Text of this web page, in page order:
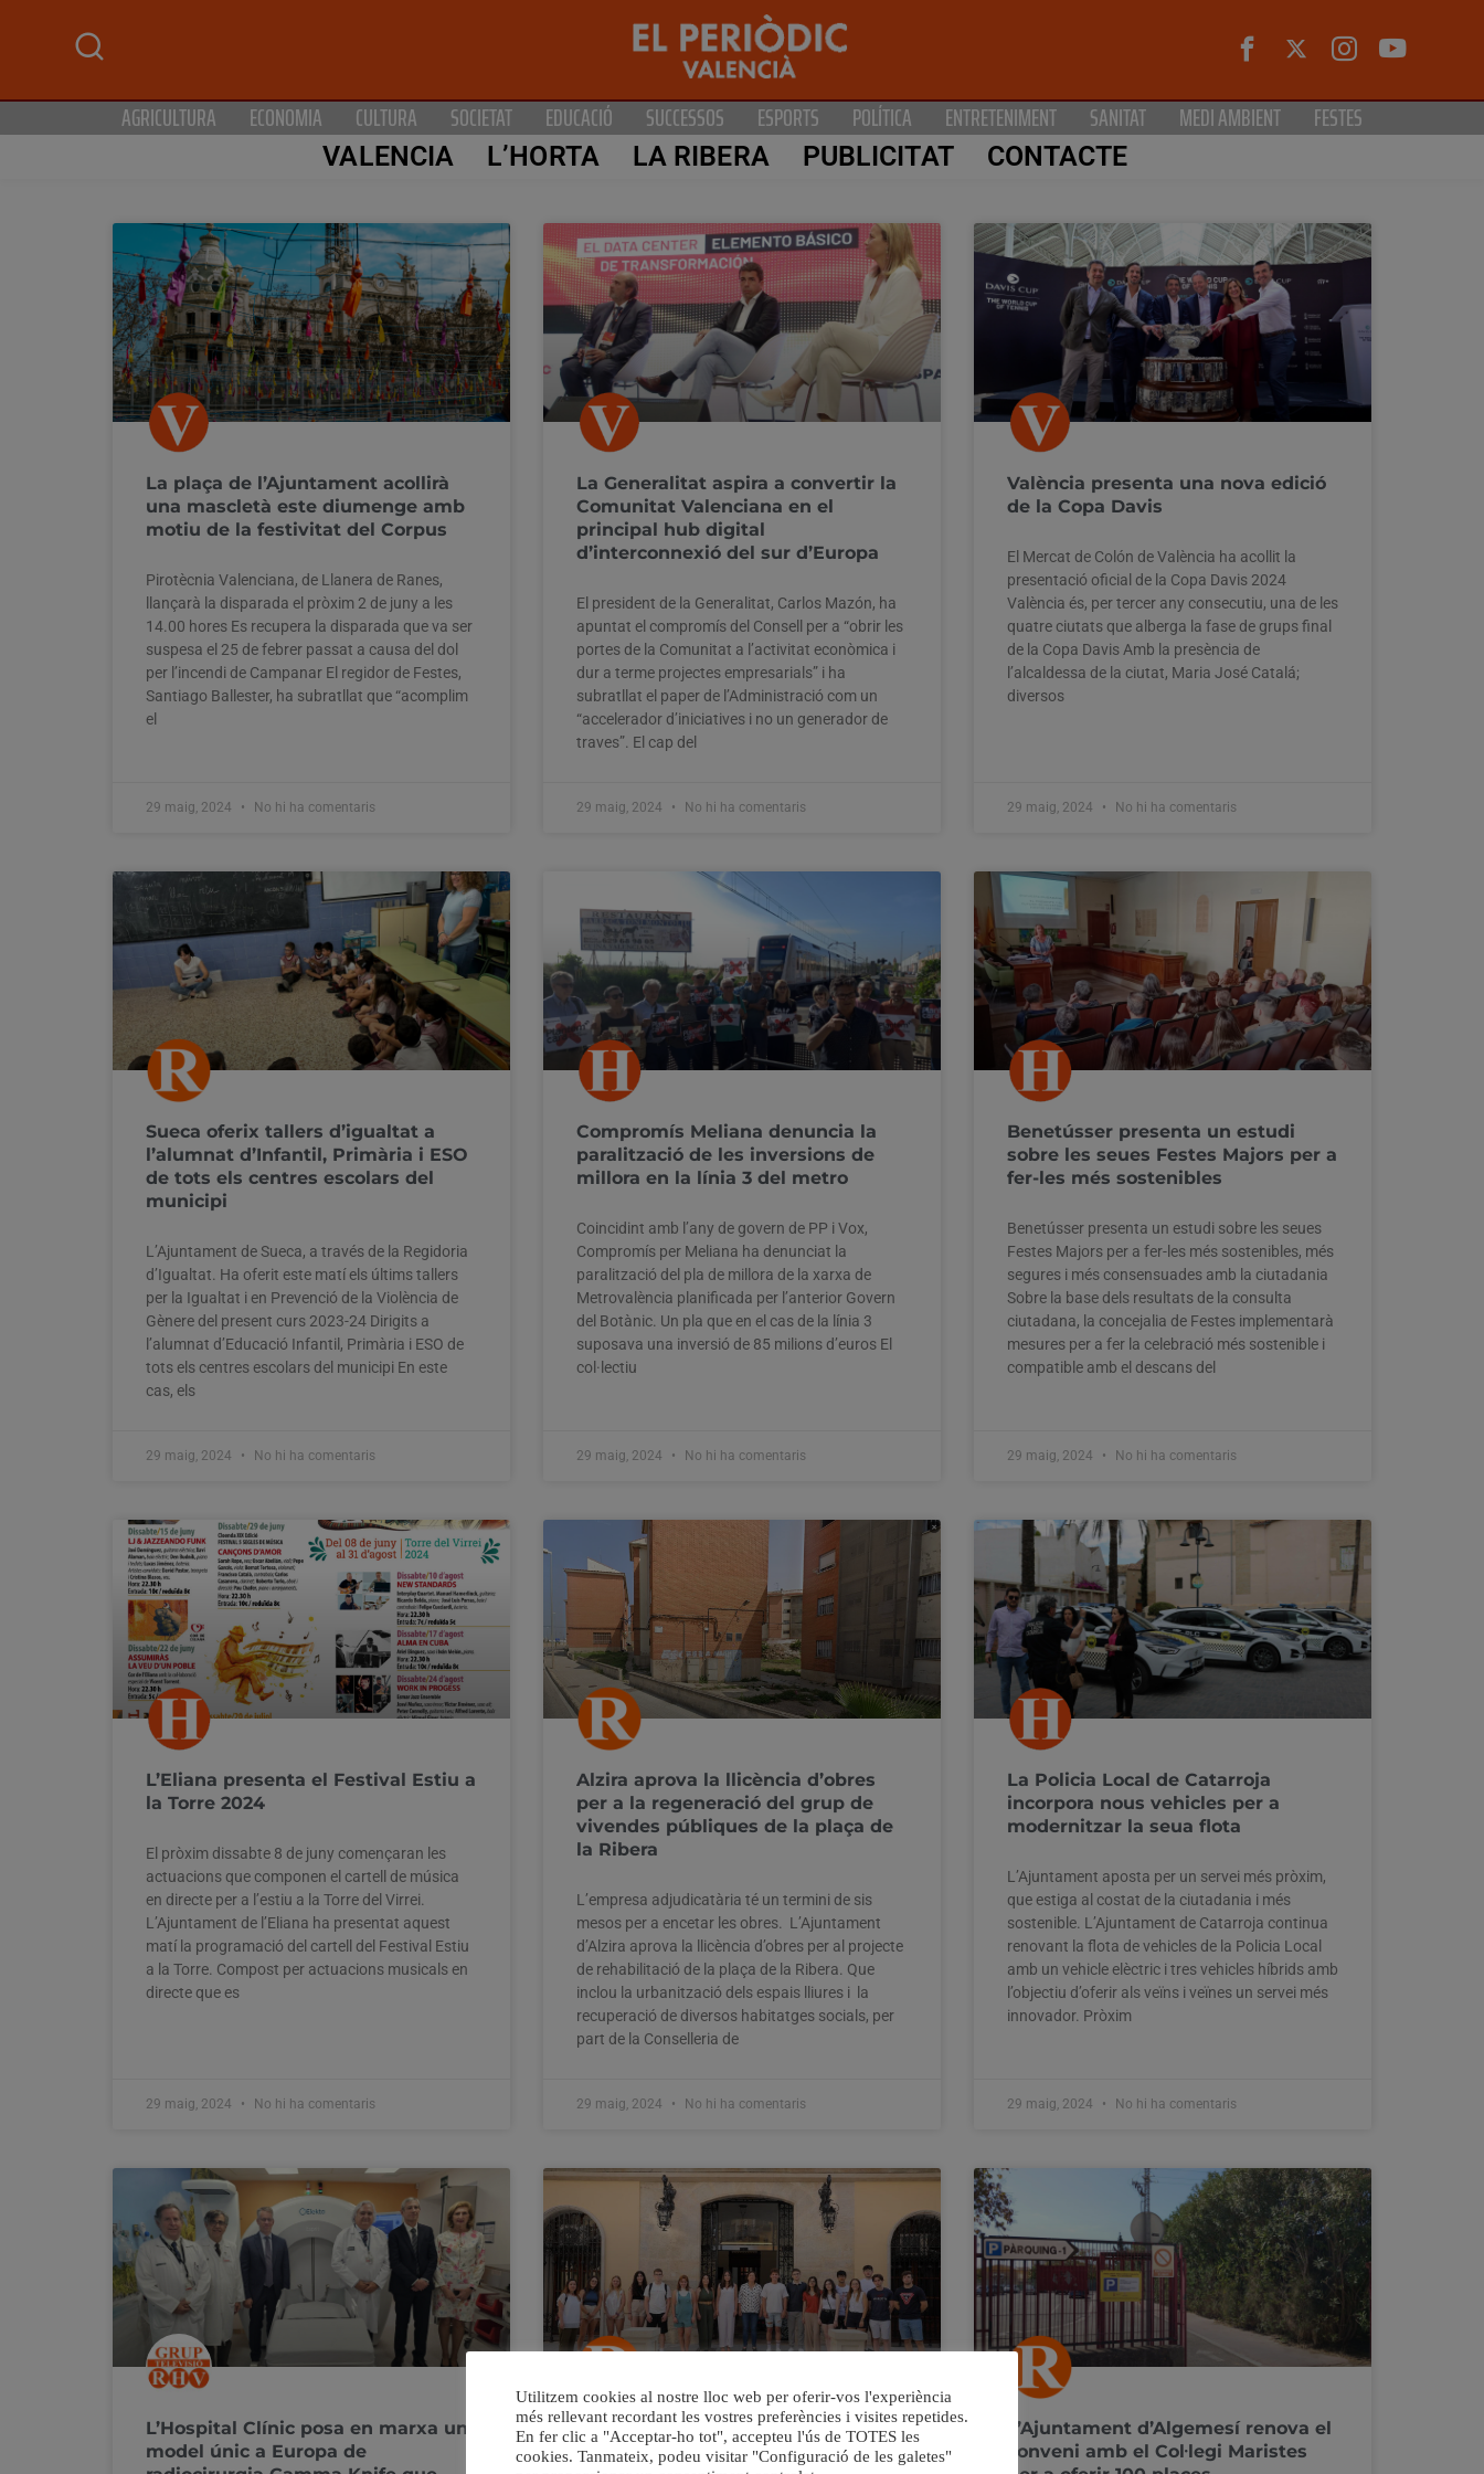
AGRICULTURA ECONOMIA CULTURA SOCIETAT EDUCACIÓ SUCCESSOS ESPORTS POLÍTICA ENTRETENIMENT SANITAT MEDI AMBIENT FESTES
VALENCIA L’HORTA LA RIBERA PUBLICITAT CONTACTE
La plaça de l’Ajuntament acollirà
una mascletà este diumenge amb
motiu de la festivitat del Corpus
Pirotècnia Valenciana, de Llanera de Ranes,
llançarà la disparada el pròxim 2 de juny a les
14.00 hores Es recupera la disparada que va ser
suspesa el 25 de febrer passat a causa del dol
per l’incendi de Campanar El regidor de Festes,
Santiago Ballester, ha subratllat que “acomplim
el
29 maig, 2024 No hi ha comentaris
La Generalitat aspira a convertir la
Comunitat Valenciana en el
principal hub digital
d’interconnexió del sur d’Europa
El president de la Generalitat, Carlos Mazón, ha
apuntat el compromís del Consell per a “obrir les
portes de la Comunitat a l’activitat econòmica i
dur a terme projectes empresarials” i ha
subratllat el paper de l’Administració com un
“accelerador d’iniciatives i no un generador de
traves”. El cap del
29 maig, 2024 No hi ha comentaris
València presenta una nova edició
de la Copa Davis
El Mercat de Colón de València ha acollit la
presentació oficial de la Copa Davis 2024
València és, per tercer any consecutiu, una de les
quatre ciutats que alberga la fase de grups final
de la Copa Davis Amb la presència de
l’alcaldessa de la ciutat, Maria José Catalá;
diversos
29 maig, 2024 No hi ha comentaris
Sueca oferix tallers d’igualtat a
l’alumnat d’Infantil, Primària i ESO
de tots els centres escolars del
municipi
L’Ajuntament de Sueca, a través de la Regidoria
d’Igualtat. Ha oferit este matí els últims tallers
per la Igualtat i en Prevenció de la Violència de
Gènere del present curs 2023-24 Dirigits a
l’alumnat d’Educació Infantil, Primària i ESO de
tots els centres escolars del municipi En este
cas, els
29 maig, 2024 No hi ha comentaris
Compromís Meliana denuncia la
paralització de les inversions de
millora en la línia 3 del metro
Coincidint amb l’any de govern de PP i Vox,
Compromís per Meliana ha denunciat la
paralització del pla de millora de la xarxa de
Metrovalència planificada per l’anterior Govern
del Botànic. Un pla que en el cas de la línia 3
suposava una inversió de 85 milions d’euros El
col·lectiu
29 maig, 2024 No hi ha comentaris
Benetússer presenta un estudi
sobre les seues Festes Majors per a
fer-les més sostenibles
Benetússer presenta un estudi sobre les seues
Festes Majors per a fer-les més sostenibles, més
segures i més consensuades amb la ciutadania
Sobre la base dels resultats de la consulta
ciutadana, la concejalia de Festes implementarà
mesures per a fer la celebració més sostenible i
compatible amb el descans del
29 maig, 2024 No hi ha comentaris
L’Eliana presenta el Festival Estiu a
la Torre 2024
El pròxim dissabte 8 de juny començaran les
actuacions que componen el cartell de música
en directe per a l’estiu a la Torre del Virrei.
L’Ajuntament de l’Eliana ha presentat aquest
matí la programació del cartell del Festival Estiu
a la Torre. Compost per actuacions musicals en
directe que es
29 maig, 2024 No hi ha comentaris
Alzira aprova la llicència d’obres
per a la regeneració del grup de
vivendes públiques de la plaça de
la Ribera
L’empresa adjudicatària té un termini de sis
mesos per a encetar les obres. L’Ajuntament
d’Alzira aprova la llicència d’obres per al projecte
de rehabilitació de la plaça de la Ribera. Que
inclou la urbanització dels espais lliures i la
recuperació de diversos habitatges socials, per
part de la Conselleria de
29 maig, 2024 No hi ha comentaris
La Policia Local de Catarroja
incorpora nous vehicles per a
modernitzar la seua flota
L’Ajuntament aposta per un servei més pròxim,
que estiga al costat de la ciutadania i més
sostenible. L’Ajuntament de Catarroja continua
renovant la flota de vehicles de la Policia Local
amb un vehicle elèctric i tres vehicles híbrids amb
l’objectiu d’oferir als veïns i veïnes un servei més
innovador. Pròxim
29 maig, 2024 No hi ha comentaris
L’Hospital Clínic posa en marxa un
model únic a Europa de
Cullera convoca 15 beques per a
realitzar pràctiques formatives en
L’Ajuntament d’Algemesí renova el
conveni amb el Col·legi Maristes
Utilitzem cookies al nostre lloc web per oferir-vos l'experiència
més rellevant recordant les vostres preferències i visites repetides.
En fer clic a "Acceptar-ho tot", accepteu l'ús de TOTES les
cookies. Tanmateix, podeu visitar "Configuració de les galetes"